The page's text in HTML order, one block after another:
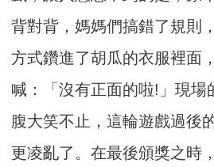
背對背，媽媽們搞錯了規則
方式鑽進了胡瓜的衣服裡面
喊：「沒有正面的啦!」現場
腹大笑不止，這輪遊戲過後
更凌亂了。在最後頒獎之時